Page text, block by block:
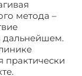
метода –
дальнейшем.
практически